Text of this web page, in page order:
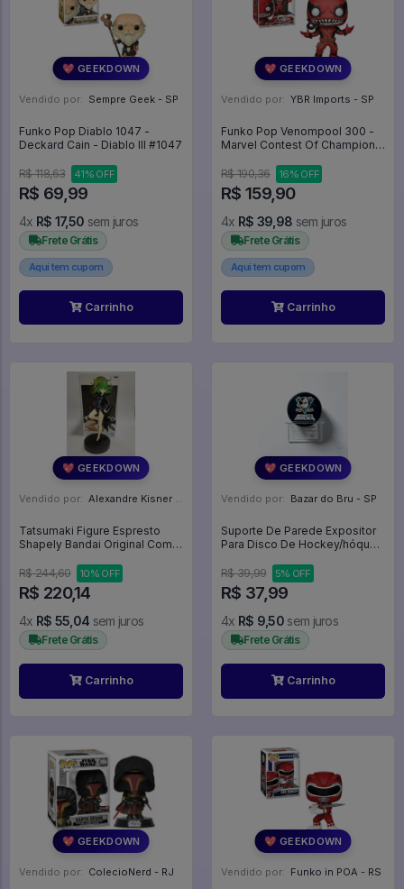
💖 GEEKDOWN
Vendido por: Sempre Geek - SP
Funko Pop Diablo 1047 -
Deckard Cain - Diablo III #1047
R$ 118,63 41% OFF
R$ 69,99
4x R$ 17,50 sem juros
Frete Grátis
Aqui tem cupom
Carrinho
💖 GEEKDOWN
Vendido por: YBR Imports - SP
Funko Pop Venompool 300 -
Marvel Contest Of Champions
R$ 190,36
16% OFF
R$ 159,90
4x R$ 39,98 sem juros
Frete Grátis
Aqui tem cupom
Carrinho
💖 GEEKDOWN
Vendido por: Alexandre Kisner - PR
Tatsumaki Figure Espresto
Shapely Bandai Original Com
R$ 244,60
10% OFF
R$ 220,14
4x R$ 55,04 sem juros
Frete Grátis
Carrinho
💖 GEEKDOWN
Vendido por: Bazar do Bru - SP
Suporte De Parede Expositor
Para Disco De Hockey/hóquei
R$ 39,99
5% OFF
R$ 37,99
4x R$ 9,50 sem juros
Frete Grátis
Carrinho
💖 GEEKDOWN
Vendido por: ColecioNerd - RJ
💖 GEEKDOWN
Vendido por: Funko in POA - RS